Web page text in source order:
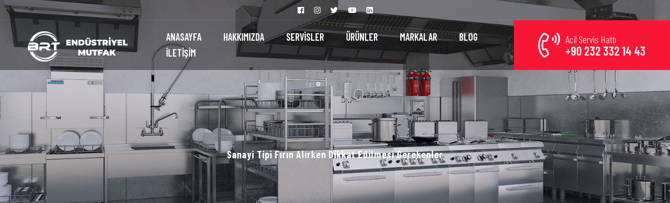
ANASAYFA HAKKIMIZDA SERVİSLER ÜRÜNLER MARKALAR
BLOG
İLETİŞİM
Acil Servis Hattı
+90 232 332 14 43
Sanayi Tipi Fırın Alırken Dikkat Edilmesi Gerekenler